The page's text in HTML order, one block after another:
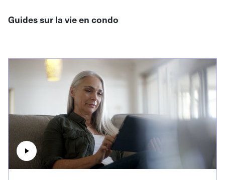
Guides sur la vie en condo